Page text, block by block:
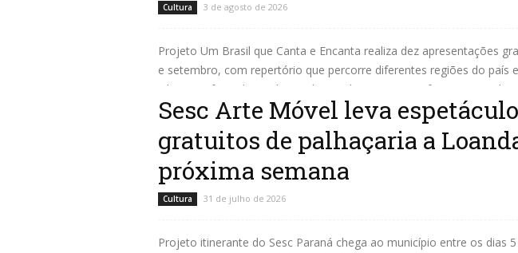
Cultura 3 de agosto de 2026
Projeto Um Brasil que Canta e Encanta realiza dez apresentações
e setembro, com repertório que percorre diferentes regiões do país
Libras. As feiras livres de Londrina voltam a se transformar em palco
Sesc Arte Móvel leva
gratuitos de palhaçaria a
próxima semana
Cultura 31 de julho de 2026
Projeto itinerante do Sesc Paraná chega ao município entre os dias